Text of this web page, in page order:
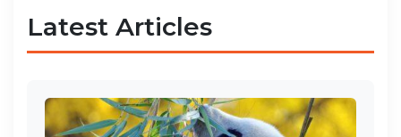
Latest Articles